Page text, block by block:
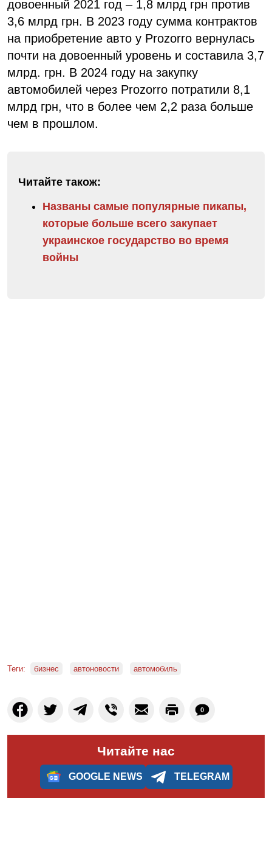
довоенный 2021 год – 1,8 млрд грн против
3,6 млрд грн. В 2023 году сумма контрактов
на приобретение авто у Prozorro вернулась
почти на довоенный уровень и составила 3,7
млрд. грн. В 2024 году на закупку
автомобилей через Prozorro потратили 8,1
млрд грн, что в более чем 2,2 раза больше
чем в прошлом.
Читайте також:
Названы самые популярные пикапы,
которые больше всего закупает
украинское государство во время
войны
Теги: бизнес автоновости автомобиль
0
Читайте нас
GOOGLE NEWS TELEGRAM